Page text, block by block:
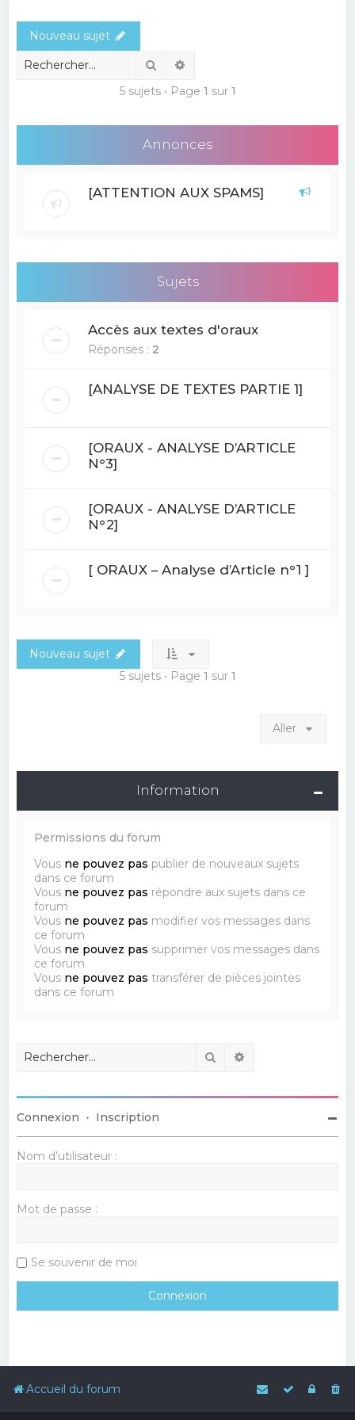
r
Nouveau sujet
Rechercher
5 sujets • Page 1 sur 1
Annonces
[ATTENTION AUX SPAMS]
Sujets
Accès aux textes d'oraux
Réponses : 2
[ANALYSE DE TEXTES PARTIE 1]
[ORAUX - ANALYSE D’ARTICLE
N°3]
[ORAUX - ANALYSE D’ARTICLE
N°2]
[ ORAUX – Analyse d’Article n°1 ]
Nouveau sujet
5 sujets • Page 1 sur 1
Aller
Information
Permissions du forum
Vous ne pouvez pas publier de nouveaux sujets
dans ce forum
Vous ne pouvez pas répondre aux sujets dans ce
forum
Vous ne pouvez pas modifier vos messages dans
ce forum
Vous ne pouvez pas supprimer vos messages dans
ce forum
Vous ne pouvez pas transférer de pièces jointes
dans ce forum
Rechercher
Connexion • Inscription
Nom d’utilisateur :
Mot de passe :
Se souvenir de moi
Accueil du forum